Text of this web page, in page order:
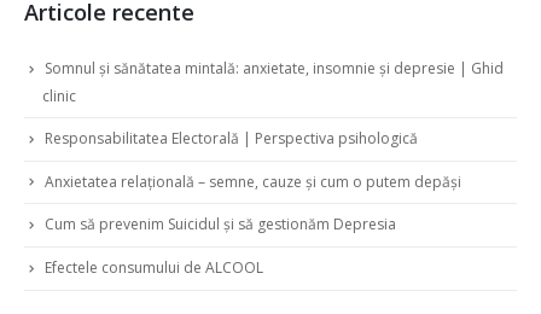
Articole recente
Somnul și sănătatea mintală: anxietate, insomnie și depresie | Ghid
clinic
Responsabilitatea Electorală | Perspectiva psihologică
Anxietatea relațională – semne, cauze și cum o putem depăși
Cum să prevenim Suicidul și să gestionăm Depresia
Efectele consumului de ALCOOL